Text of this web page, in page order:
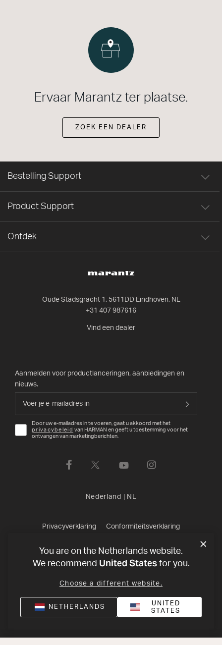
Ervaar Marantz ter plaatse.
ZOEK EEN DEALER
Oude Stadsgracht 1, 5611DD Eindhoven, NL
+31 407 987616
Vind een dealer
Bestelling Support
Product Support
Ontdek
Aanmelden voor productlanceringen, aanbiedingen en
nieuws.
Door uw e-mailadres in te voeren, gaat u akkoord met het
privacybeleid van HARMAN en geeft u toestemming voor het
ontvangen van marketingberichten.
Nederland NL
Privacyverklaring Conformiteitsverklaring
Verkoopvoorwaarden ©2026Harman International Industries,
Incorporated. All rights reserved.
You are on the Netherlands website.
We recommend United Statesfor you.
Choose a different website.
NETHERLANDS
UNITED
STATES